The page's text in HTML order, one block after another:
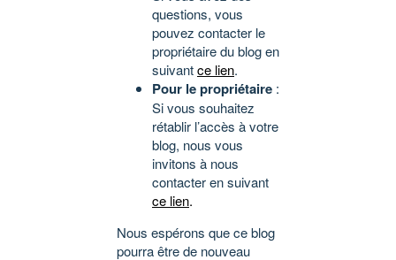
questions, vous
pouvez contacter le
propriétaire du blog en
suivantce lien.
Pour le propriétaire :
Si vous souhaitez
rétablir l’accès à votre
blog, nous vous
invitons à nous
contacter en suivant
ce lien.
Nous espérons que ce blog
pourra être de nouveau